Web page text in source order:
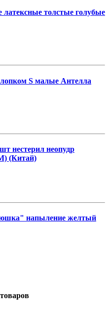
латексные толстые голубые
S малые Антелла
нестерил неопудр
(Китай)
напыление желтый